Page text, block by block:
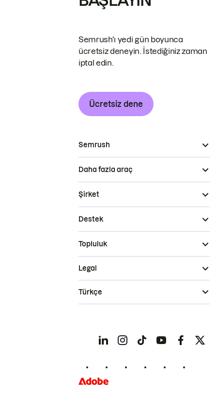
Semrush'ı yedi gün boyunca
ücretsiz deneyin. İstediğiniz zaman
iptal edin.
Ücretsiz dene
Semrush
Daha fazla araç
Şirket
Destek
Topluluk
Legal
Türkçe